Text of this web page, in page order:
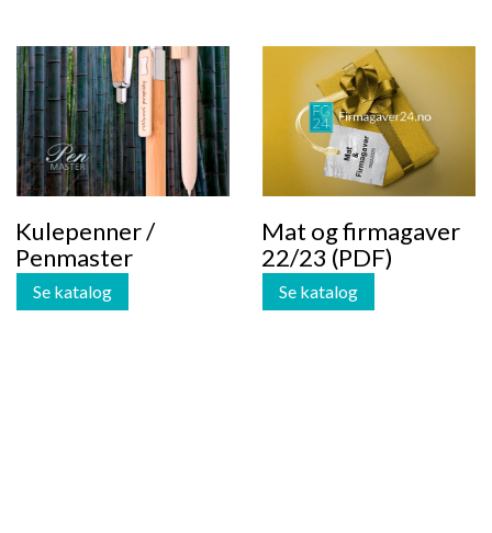
Kulepenner /
Penmaster
Se katalog
Mat og firmagaver
22/23 (PDF)
Se katalog